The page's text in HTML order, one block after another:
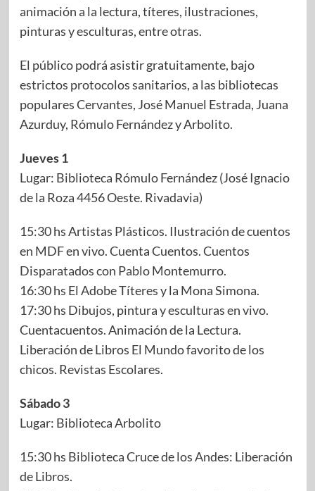
animación a la lectura, títeres, ilustraciones,
pinturas y esculturas, entre otras.
El público podrá asistir gratuitamente, bajo
estrictos protocolos sanitarios, a las bibliotecas
populares Cervantes, José Manuel Estrada, Juana
Azurduy, Rómulo Fernández y Arbolito.
Jueves 1
Lugar: Biblioteca Rómulo Fernández (José Ignacio
de la Roza 4456 Oeste. Rivadavia)
15:30 hs Artistas Plásticos. Ilustración de cuentos
en MDF en vivo. Cuenta Cuentos. Cuentos
Disparatados con Pablo Montemurro.
16:30 hs El Adobe Títeres y la Mona Simona.
17:30 hs Dibujos, pintura y esculturas en vivo.
Cuentacuentos. Animación de la Lectura.
Liberación de Libros El Mundo favorito de los
chicos. Revistas Escolares.
Sábado 3
Lugar: Biblioteca Arbolito
15:30 hs Biblioteca Cruce de los Andes: Liberación
de Libros.